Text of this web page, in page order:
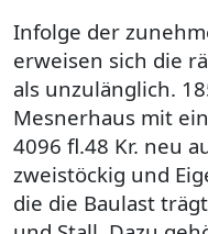
Infolge der
erweisen sich die
als unzulänglich.
Mesnerhaus mit
4096 fl.48 Kr. neu
zweistöckig und
die die Baulast